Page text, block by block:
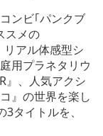
ンビ｢パンクブ
スメの
アル体感型シ
用プラネタリウ
』、人気アクシ
』の世界を楽し
タイトルを、